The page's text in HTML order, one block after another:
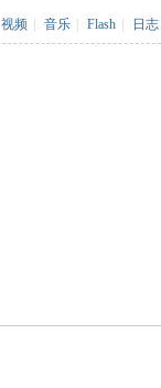
视频 音乐 Flash 日志